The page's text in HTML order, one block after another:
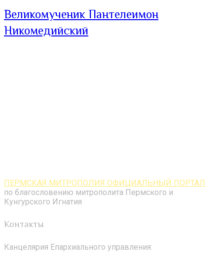
Великомученик Пантелеимон
Никомедийский
ПЕРМСКАЯ МИТРОПОЛИЯ ОФИЦИАЛЬНЫЙ ПОРТАЛ
по благословению митрополита Пермского и
Кунгурского Игнатия
Контакты
Канцелярия Епархиального управления: